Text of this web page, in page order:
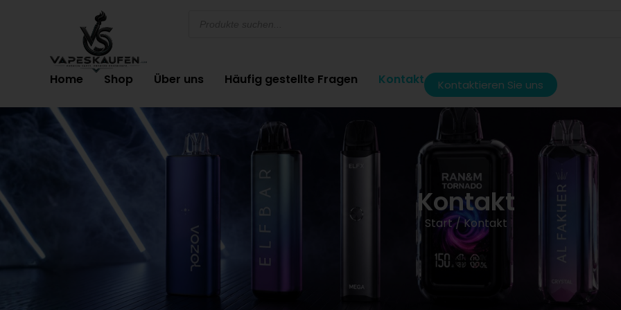
Home Shop Über uns Häufig gestellte Fragen Kontakt Kontaktieren Sie uns
Kontakt
Start/ Kontakt